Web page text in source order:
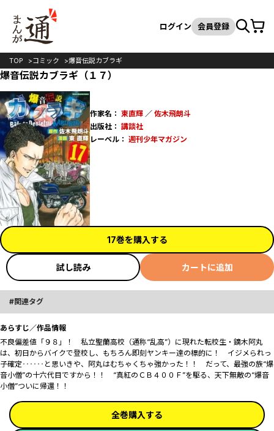
検索
ログイン 会員登録カート
TOP コミック 爆音伝説カブラギ
爆音伝説カブラギ（１７）
作家名： 東直輝／ 佐木飛朗斗
出版社： 講談社
レーベル： 週刊少年マガジン
17巻を購入する
試し読み カートに追加
関連タグ
あらすじ／作品情報
不良偏差値「９８」！ 私立聖蘭高校（通称“乱高”）に現れた転校生・鏑木阿丸
は、初日からバイクで登校し、もちろん即刻ヤンキー達の標的に！ イジメられっ
子確定‥‥‥と思いきや、阿丸はむちゃくちゃ強かった！！ だって、最強の族“爆
音小僧”の十六代目ですから！！ “真紅のＣＢ４００Ｆ”を駆る、天下無敵の“爆音
小僧”ついに帰還！！
全巻購入する